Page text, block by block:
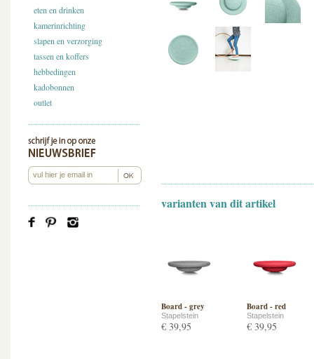
eten en drinken
kamerinrichting
slapen en verzorging
tassen en koffers
hebbedingen
kadobonnen
outlet
varianten van dit artikel
Board - grey
Stapelstein
€ 39,95
Board - red
Stapelstein
€ 39,95